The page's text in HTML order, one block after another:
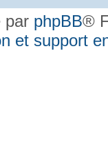
par phpBB®
et support